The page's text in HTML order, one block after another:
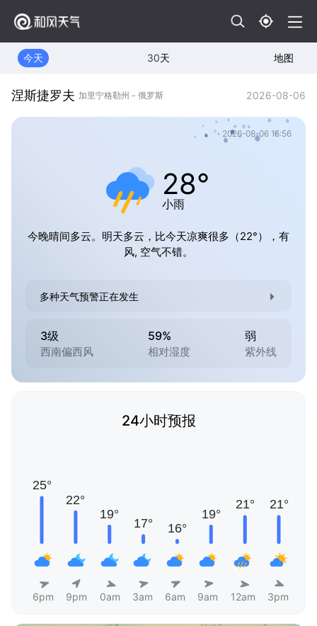
今天 30天 地图
涅斯捷罗夫 加里宁格勒州 - 俄罗斯 2026-08-06
2026-08-06 16:56
28°
小雨
今晚晴间多云。明天多云，比今天凉爽很多（22°），有
风, 空气不错。
多种天气预警正在发生
3级
西南偏西风
59%
相对湿度
弱
紫外线
24小时预报
6pm 9pm 0am 3am 6am 9am 12am 3pm